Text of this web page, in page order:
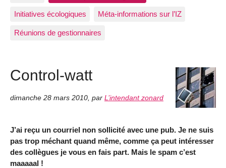
Initiatives écologiques Méta-informations sur l’IZ
Réunions de gestionnaires
Control-watt
dimanche 28 mars 2010 par L’intendant zonard
J’ai reçu un courriel non sollicité avec une pub. Je ne suis
pas trop méchant quand même, comme ça peut intéresser
des collègues je vous en fais part. Mais le spam c’est
maaaaal !